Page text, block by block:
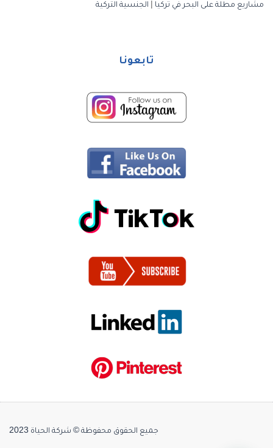
مشاريع مطلة على البحر في تركيا
الجنسية التركية
تابعونا
جميع الحقوق محفوظة © شركة الحياة 2023